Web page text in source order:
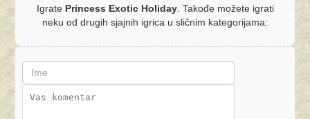
Igrate Princess Exotic Holiday. Takođe možete igrati
neku od drugih sjajnih igrica u sličnim kategorijama: